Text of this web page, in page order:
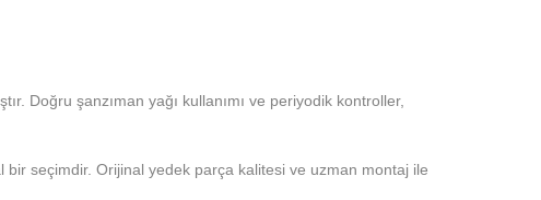
Doğru şanzıman yağı kullanımı ve periyodik kontroller,
seçimdir. Orijinal yedek parça kalitesi ve uzman montaj ile